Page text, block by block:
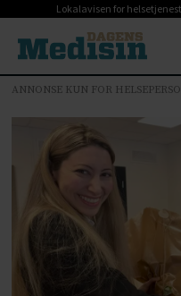
Lokalavisen for
ANNONSE KUN FOR